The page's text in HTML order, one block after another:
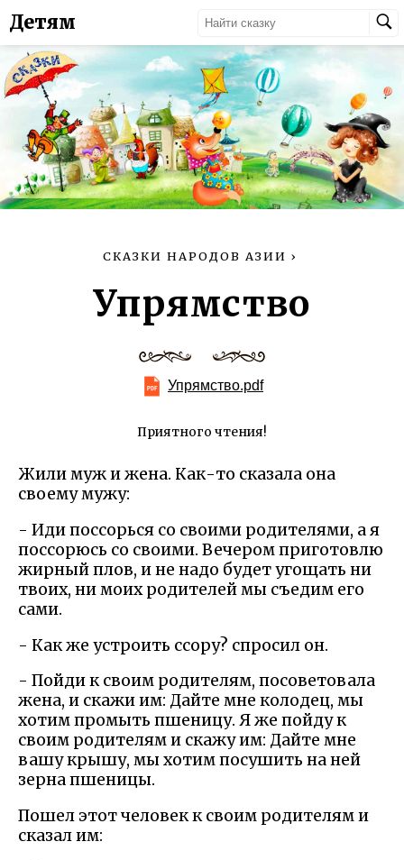
Детям
СКАЗКИ НАРОДОВ АЗИИ ›
Упрямство
Упрямство.pdf
Приятного чтения!
Жили муж и жена. Как-то сказала она
своему мужу:
- Иди поссорься со своими родителями, а я
поссорюсь со своими. Вечером приготовлю
жирный плов, и не надо будет угощать ни
твоих, ни моих родителей мы съедим его
сами.
- Как же устроить ссору? спросил он.
- Пойди к своим родителям, посоветовала
жена, и скажи им: Дайте мне колодец, мы
хотим промыть пшеницу. Я же пойду к
своим родителям и скажу им: Дайте мне
вашу крышу, мы хотим посушить на ней
зерна пшеницы.
Пошел этот человек к своим родителям и
сказал им: